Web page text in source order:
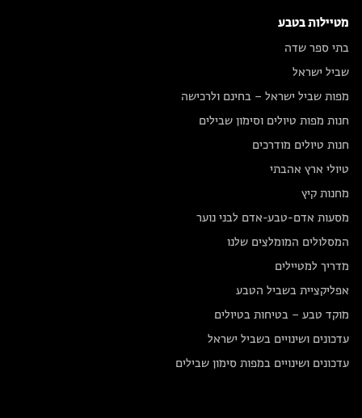
מטיילות בטבע
בתי ספר שדה
שביל ישראל
מפות שביל ישראל – בחינם ולרכישה
חנות מפות טיולים וסימון שבילים
חנות טיולים מודרכים
טיולי ארץ אהבתי
מחנות קיץ
מסעות אדם-טבע-אדם לבני נוער
המסלולים המומלצים שלנו
מדריך למטיילים
אפליקציית בשביל הטבע
מוקד טבע – בטיחות בטיולים
עדכונים ושינויים בשביל ישראל
עדכונים ושינויים במפות סימון שבילים